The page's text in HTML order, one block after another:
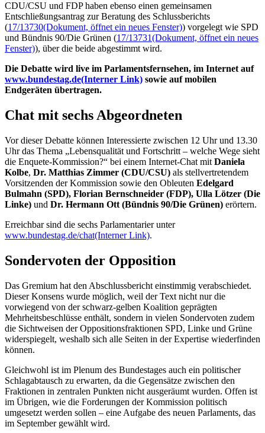
CDU/CSU und FDP haben ebenso einen gemeinsamen
Entschließungsantrag zur Beratung des Schlussberichts
(17/13730(Dokument, öffnet ein neues Fenster)) vorgelegt wie SPD
und Bündnis 90/Die Grünen (17/13731(Dokument, öffnet ein neues
Fenster)), über die beide abgestimmt wird.
Die Debatte wird live im Parlamentsfernsehen, im Internet auf
www.bundestag.de(Interner Link) sowie auf mobilen
Endgeräten übertragen.
Chat mit sechs Abgeordneten
Vor dieser Debatte können Interessierte zwischen 12 Uhr und 13.30
Uhr das Thema „Lebensqualität und Fortschritt – welche Wege sieht
die Enquete-Kommission?“ bei einem Internet-Chat mit Daniela
Kolbe, Dr. Matthias Zimmer (CDU/CSU) als stellvertretendem
Vorsitzenden der Kommission sowie den Obleuten Edelgard
Bulmahn (SPD), Florian Bernschneider (FDP), Ulla Lötzer (Die
Linke) und Dr. Hermann Ott (Bündnis 90/Die Grünen) erörtern.
Erreichbar sind die sechs Parlamentarier unter
www.bundestag.de/chat(Interner Link).
Sondervoten der Opposition
Das Gremium hat den Abschlussbericht einstimmig verabschiedet.
Dieser Konsens wurde möglich, weil der Text nicht nur die
vorwiegend von der schwarz-gelben Koalition geprägten
Mehrheitsbeschlüsse enthält, sondern in vielen Sondervoten zudem
die Sichtweisen der Oppositionsfraktionen SPD, Linke und Grüne
widerspiegelt, weshalb sich alle Seiten in der Expertise wiederfinden
können.
Gleichwohl ist im Plenum des Bundestages auch ein politischer
Schlagabtausch zu erwarten, da die Gegensätze zwischen den
Fraktionen in zentralen Punkten nicht ausgeräumt wurden. Offen ist
im Übrigen, wie die Forderungen der Kommission politisch
umgesetzt werden sollen – eine Aufgabe des neuen Parlaments, das
im September gewählt wird.